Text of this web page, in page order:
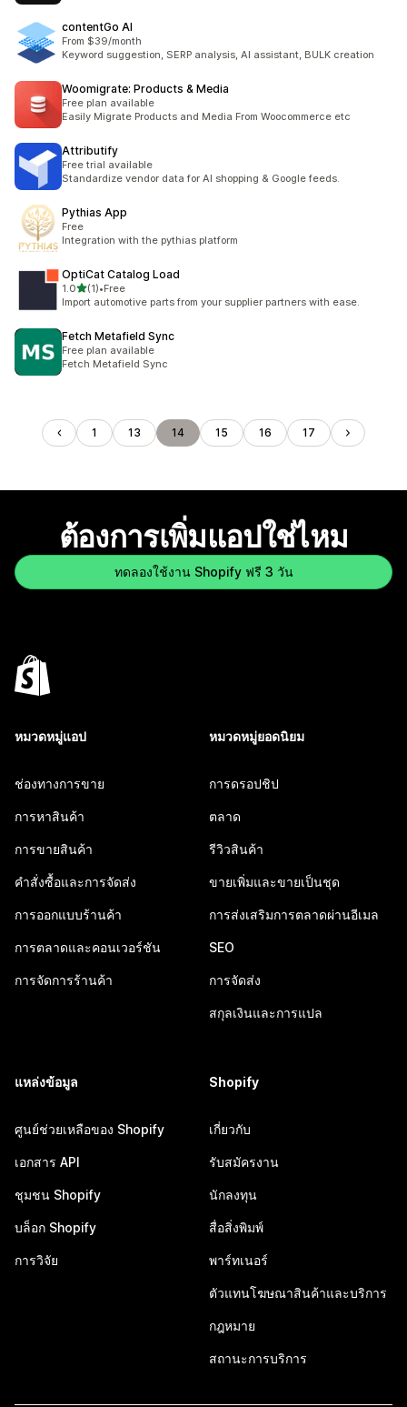
contentGo AI
From $39/month
Keyword suggestion, SERP analysis, AI assistant, BULK creation
Woomigrate: Products & Media
Free plan available
Easily Migrate Products and Media From Woocommerce etc
Attributify
Free trial available
Standardize vendor data for AI shopping & Google feeds.
Pythias App
Free
Integration with the pythias platform
OptiCat Catalog Load
1.0เต็ม 5 ดาว
(1)
ทั้งหมด 1 รีวิว
•Free
Import automotive parts from your supplier partners with ease.
Fetch Metafield Sync
Free plan available
Fetch Metafield Sync
1 13 14 15 16 17
ต้องการเพิ่มแอปใช่ไหม
ทดลองใช้งาน Shopify ฟรี 3 วัน
หมวดหมู่แอป
ช่องทางการขาย
การหาสินค้า
การขายสินค้า
คำสั่งซื้อและการจัดส่ง
การออกแบบร้านค้า
การตลาดและคอนเวอร์ชัน
การจัดการร้านค้า
หมวดหมู่ยอดนิยม
การดรอปชิป
ตลาด
รีวิวสินค้า
ขายเพิ่มและขายเป็นชุด
การส่งเสริมการตลาดผ่านอีเมล
SEO
การจัดส่ง
สกุลเงินและการแปล
แหล่งข้อมูล
ศูนย์ช่วยเหลือของ Shopify
เอกสาร API
ชุมชน Shopify
บล็อก Shopify
การวิจัย
Shopify
เกี่ยวกับ
รับสมัครงาน
นักลงทุน
สื่อสิ่งพิมพ์
พาร์ทเนอร์
ตัวแทนโฆษณาสินค้าและบริการ
กฎหมาย
สถานะการบริการ